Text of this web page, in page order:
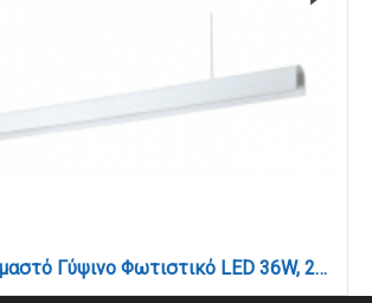
Γραμμικό Κρεμαστό Γύψινο Φωτιστικό LED 36W, 2CCT, Λευκό D:150x8,7cm(6123-White)